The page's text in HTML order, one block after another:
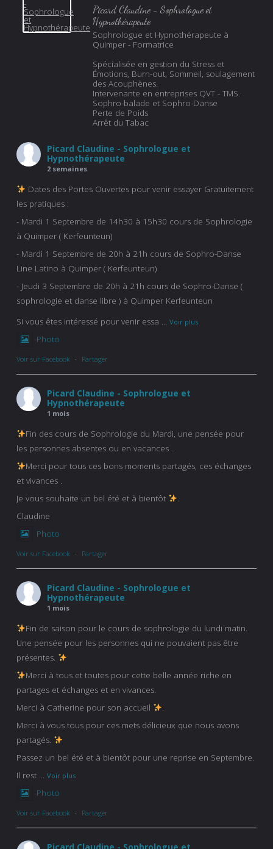
Picard Claudine - Sophrologue et
Hypnothérapeute
Sophrologue et Hypnothérapeute à
Quimper - Formatrice
Spécialisée en gestion du Stress et
Émotions, Burn-out, Sommeil, soulagement
des Acouphènes.
Intervenante en entreprises QVT - TMS.
Sophro-balade et Sophro-Danse
Perte de Poids
Arrêt du Tabac
Picard Claudine - Sophrologue et
Hypnothérapeute
2 semaines
Dates des Portes Ouvertes pour venir essayer Gratuitement
les pratiques :
- Mardi 1 Septembre de 14h30 à 15h30 cours de Sophrologie
à Quimper ( Kerfeunteun)
- Mardi 1 Septembre de 20h à 21h cours de Sophro-Danse
Line Latino à Quimper ( Kerfeunteun)
- Jeudi 3 Septembre de 20h à 21h cours de Sophro-Danse (
sophrologie et danse libre ) à Quimper Kerfeunteun
Si vous êtes intéressé pour venir essa ... Voir plus
Photo
Voir sur Facebook · Partager
Picard Claudine - Sophrologue et
Hypnothérapeute
1 mois
Fin des cours de Sophrologie du Mardi, une pensée pour
les personnes absentes ou en vacances .
Merci pour tous ces bons moments partagés, ces échanges
et vivances .
Je vous souhaite un bel été et à bientôt
.
Claudine
Photo
Voir sur Facebook · Partager
Picard Claudine - Sophrologue et
Hypnothérapeute
1 mois
Fin de saison pour le cours de sophrologie du lundi matin.
Une pensée pour les personnes qui ne pouvaient pas être
présentes.
Merci à tous et toutes pour cette belle année riche en
partages et échanges et en vivances.
Merci à Catherine pour son accueil
.
Merci à vous tous pour ces mets délicieux que nous avons
partagés.
Passez un bel été et à bientôt pour une reprise en Septembre.
Il rest ... Voir plus
Photo
Voir sur Facebook · Partager